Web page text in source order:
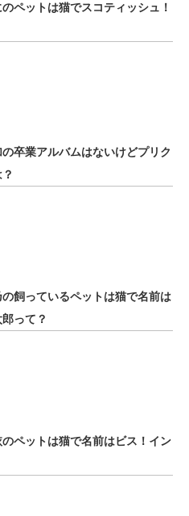
ペットは猫でスコティッシュ！
卒業アルバムはないけどプリク
飼っているペットは猫で名前は
って？
ペットは猫で名前はビス！イン